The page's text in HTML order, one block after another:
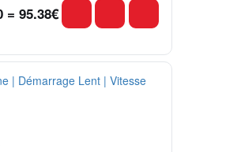
= 95.38€